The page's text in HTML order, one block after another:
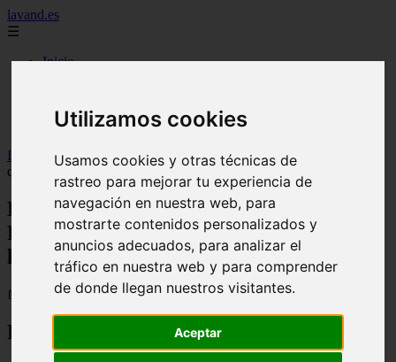
Utilizamos cookies
Usamos cookies y otras técnicas de
rastreo para mejorar tu experiencia de
navegación en nuestra web, para
mostrarte contenidos personalizados y
anuncios adecuados, para analizar el
tráfico en nuestra web y para comprender
de donde llegan nuestros visitantes.
Aceptar
lavand.es
☰
Inicio
higiene
maquillaje
Inicio
lavand >El maquillaje de Jamie Lee Curtis y Jane Fonda
que ilumina la piel y disimula las líneas de expresión
El maquillaje de Jamie Lee Curtis y Jane
Fonda que ilumina la piel y disimula las
líneas de expresión
📅 07/11/2025
Reformulación del Texto Original